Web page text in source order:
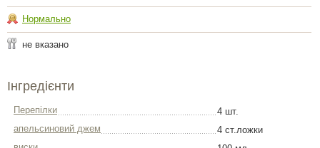
Нормально
не вказано
Інгредієнти
Перепілки
4 шт.
апельсиновий джем
4 ст.ложки